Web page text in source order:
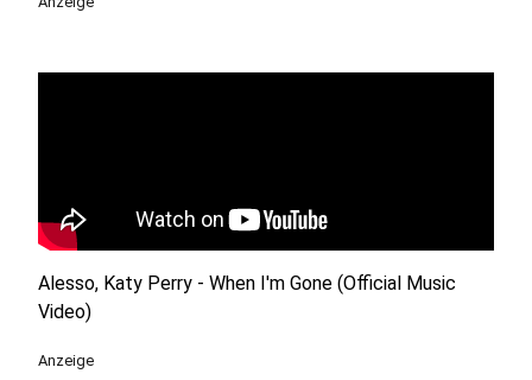
Alesso, Katy Perry - When I'm Gone (Official Music
Video)
Anzeige